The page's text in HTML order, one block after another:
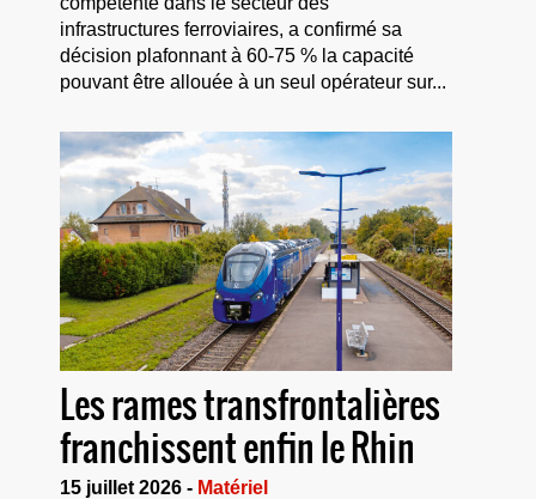
infrastructures ferroviaires, a confirmé sa
décision plafonnant à 60-75 % la capacité
pouvant être allouée à un seul opérateur sur...
Les rames transfrontalières
franchissent enfin le Rhin
15 juillet 2026 - Matériel